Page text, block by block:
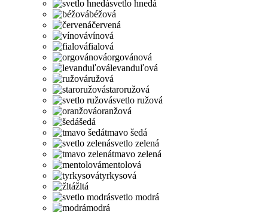
svetlo hnedá
béžová
červená
vínová
fialová
orgovánová
levanduľová
ružová
staroružová
svetlo ružová
oranžová
šedá
tmavo šedá
svetlo zelená
tmavo zelená
mentolová
tyrkysová
žltá
svetlo modrá
modrá